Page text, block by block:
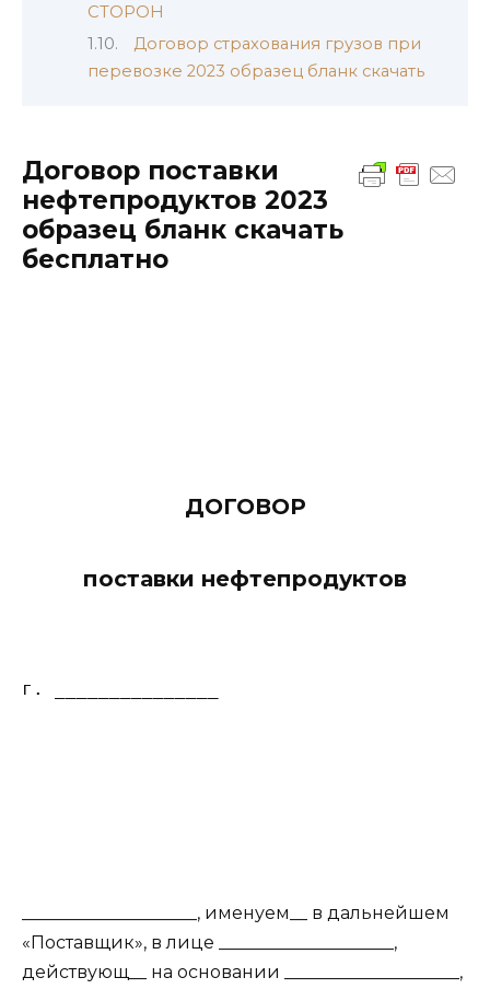
СТОРОН
Договор страхования грузов при
перевозке 2023 образец бланк скачать
Договор поставки
нефтепродуктов 2023
образец бланк скачать
бесплатно
ДОГОВОР
поставки нефтепродуктов
г. _______________
____________________, именуем__ в дальнейшем
«Поставщик», в лице ____________________,
действующ__ на основании ____________________,